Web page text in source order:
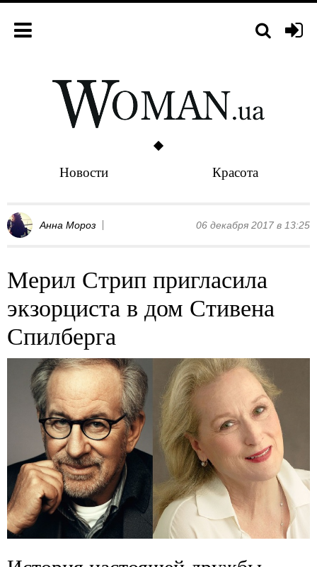
Новости Красота
Анна Мороз 06 декабря 2017 в 13:25
Мерил Стрип пригласила
экзорциста в дом Стивена
Спилберга